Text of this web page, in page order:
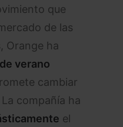
que
de las
Orange ha
verano
cambiar
compañía ha
el